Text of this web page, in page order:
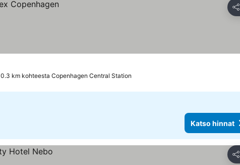
Jaa
0.3 km kohteesta Copenhagen Central Station
Katso hinnat
Jaa